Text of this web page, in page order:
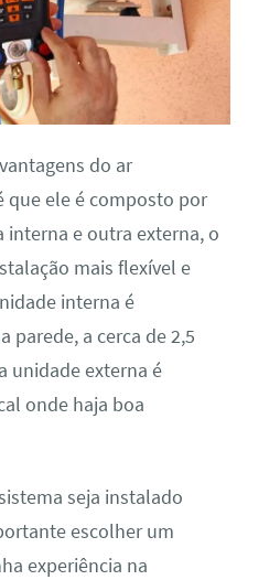
do ar
que ele é composto por
interna e outra externa, o
mais flexível e
interna é
parede, a cerca de 2,5
unidade externa é
onde haja boa
seja instalado
escolher um
experiência na